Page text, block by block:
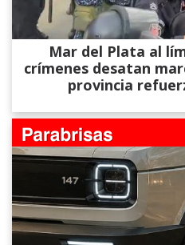
Mar del Plata al
crímenes desatan
provincia